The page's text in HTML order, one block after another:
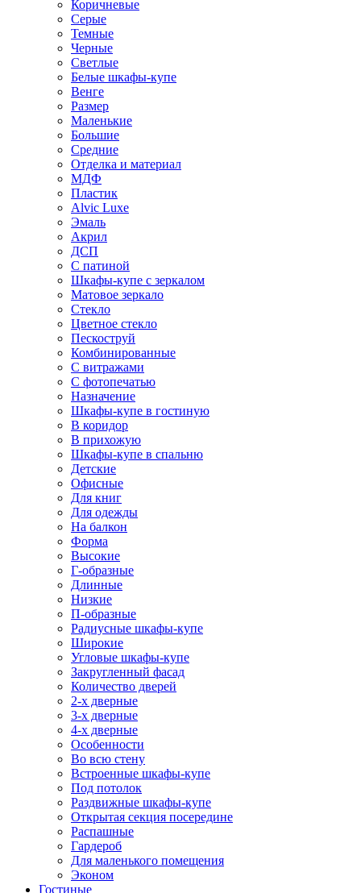
Коричневые
Серые
Темные
Черные
Светлые
Белые шкафы-купе
Венге
Размер
Маленькие
Большие
Средние
Отделка и материал
МДФ
Пластик
Alvic Luxe
Эмаль
Акрил
ДСП
С патиной
Шкафы-купе с зеркалом
Матовое зеркало
Стекло
Цветное стекло
Пескоструй
Комбинированные
С витражами
С фотопечатью
Назначение
Шкафы-купе в гостиную
В коридор
В прихожую
Шкафы-купе в спальню
Детские
Офисные
Для книг
Для одежды
На балкон
Форма
Высокие
Г-образные
Длинные
Низкие
П-образные
Радиусные шкафы-купе
Широкие
Угловые шкафы-купе
Закругленный фасад
Количество дверей
2-х дверные
3-х дверные
4-х дверные
Особенности
Во всю стену
Встроенные шкафы-купе
Под потолок
Раздвижные шкафы-купе
Открытая секция посередине
Распашные
Гардероб
Для маленького помещения
Эконом
Гостиные